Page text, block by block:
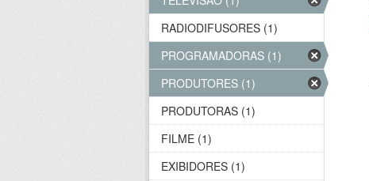
RADIODIFUSORES (1)
PROGRAMADORAS (1)
PRODUTORES (1)
PRODUTORAS (1)
FILME (1)
EXIBIDORES (1)